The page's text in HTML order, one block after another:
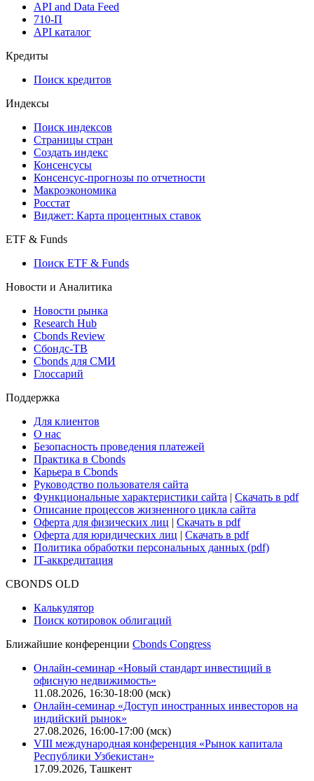
Мобильное приложение Cbonds
API
API and Data Feed
API каталог
Кредиты
Поиск кредитов
Индексы
Поиск индексов
Страницы стран
Создать индекс
Консенсусы
Макроэкономика
Виджет: Карта процентных ставок
ETF & Funds
Поиск ETF & Funds
Новости и Аналитика
Новости рынка
Research Hub
Сбондс-ТВ
Глоссарий
Поддержка
Для клиентов
О нас
Безопасность проведения платежей
Практика в Cbonds
Карьера в Cbonds
Руководство пользователя сайта
Функциональные характеристики сайта|Скачать в pdf
Описание процессов жизненного цикла сайта
Оферта для юридических лиц
IT-аккредитация
Поиск котировок облигаций
Ближайшие конференцииCbonds Congress
Онлайн-семинар «Новый стандарт инвестиций в
офисную недвижимость»
11.08.2026, 16:30-18:00 (мск)
Онлайн-семинар «Доступ иностранных инвесторов на
индийский рынок»